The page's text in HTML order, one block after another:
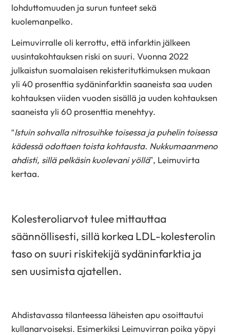
lohduttomuuden ja surun tunteet sekä
kuolemanpelko.
Leimuvirralle oli kerrottu, että infarktin jälkeen
uusintakohtauksen riski on suuri. Vuonna 2022
julkaistun suomalaisen rekisteritutkimuksen mukaan
yli 40 prosenttia sydäninfarktin saaneista saa uuden
kohtauksen viiden vuoden sisällä ja uuden kohtauksen
saaneista yli 60 prosenttia menehtyy.
“Istuin sohvalla nitrosuihke toisessa ja puhelin toisessa
kädessä odottaen toista kohtausta. Nukkumaanmeno
ahdisti, sillä pelkäsin kuolevani yöllä”, Leimuvirta
kertaa.
Kolesteroliarvot tulee mittauttaa
säännöllisesti, sillä korkea LDL-kolesterolin
taso on suuri riskitekijä sydäninfarktia ja
sen uusimista ajatellen.
Ahdistavassa tilanteessa läheisten apu osoittautui
kullanarvoiseksi. Esimerkiksi Leimuvirran poika yöpyi